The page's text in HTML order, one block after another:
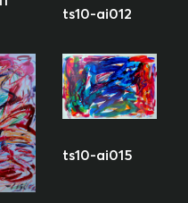
ts10-ai012
ts10-ai015